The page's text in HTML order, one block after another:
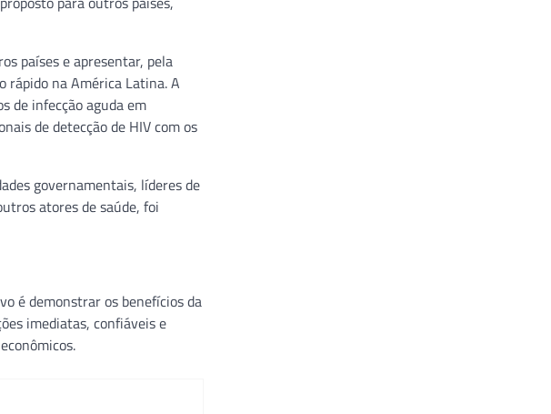
países e apresentar, pela
rápido na América Latina. A
de infecção aguda em
de detecção de HIV com os
governamentais, líderes de
atores de saúde, foi
é demonstrar os benefícios da
imediatas, confiáveis e